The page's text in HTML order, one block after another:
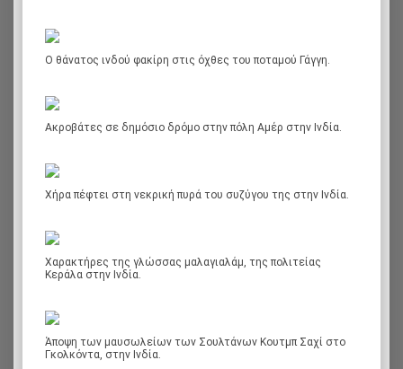
Ο θάνατος ινδού φακίρη στις όχθες του ποταμού Γάγγη.
Ακροβάτες σε δημόσιο δρόμο στην πόλη Αμέρ στην Ινδία.
Χήρα πέφτει στη νεκρική πυρά του συζύγου της στην Ινδία.
Χαρακτήρες της γλώσσας μαλαγιαλάμ, της πολιτείας
Κεράλα στην Ινδία.
Άποψη των μαυσωλείων των Σουλτάνων Κουτμπ Σαχί στο
Γκολκόντα, στην Ινδία.